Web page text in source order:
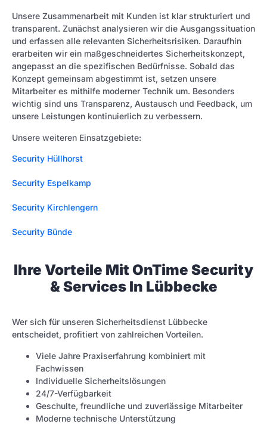
Unsere Zusammenarbeit mit Kunden ist klar strukturiert und
transparent. Zunächst analysieren wir die Ausgangssituation
und erfassen alle relevanten Sicherheitsrisiken. Daraufhin
erarbeiten wir ein maßgeschneidertes Sicherheitskonzept,
angepasst an die spezifischen Bedürfnisse. Sobald das
Konzept gemeinsam abgestimmt ist, setzen unsere
Mitarbeiter es mithilfe moderner Technik um. Besonders
wichtig sind uns Transparenz, Austausch und Feedback, um
unsere Leistungen kontinuierlich zu verbessern.
Unsere weiteren Einsatzgebiete:
Security Hüllhorst
Security Espelkamp
Security Kirchlengern
Security Bünde
Ihre Vorteile Mit OnTime Security
& Services In Lübbecke
Wer sich für unseren Sicherheitsdienst Lübbecke
entscheidet, profitiert von zahlreichen Vorteilen.
Viele Jahre Praxiserfahrung kombiniert mit
Fachwissen
Individuelle Sicherheitslösungen
24/7-Verfügbarkeit
Geschulte, freundliche und zuverlässige Mitarbeiter
Moderne technische Unterstützung